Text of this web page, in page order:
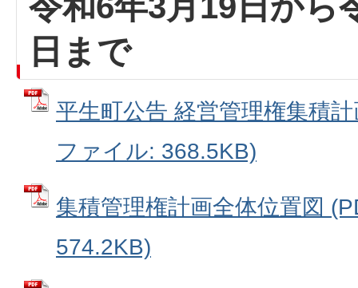
日まで
平生町公告 経営管理権集積
ファイル: 368.5KB)
集積管理権計画全体位置図
574.2KB)